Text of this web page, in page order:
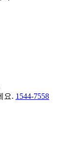
요. 1544-7558